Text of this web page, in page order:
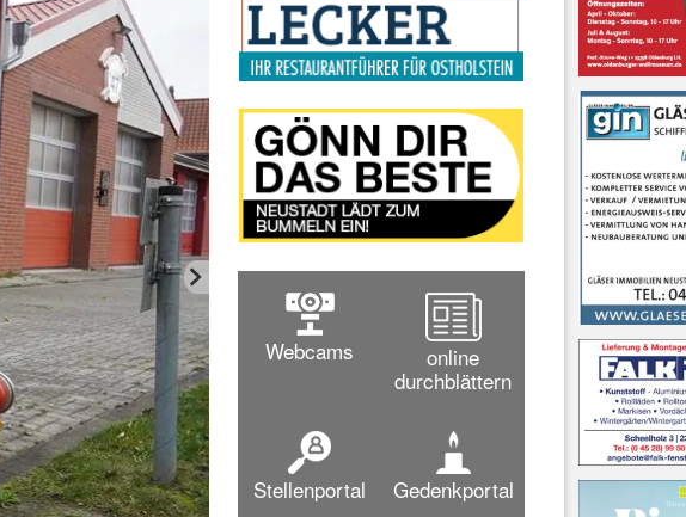
Webcams
online
durchblättern
Stellenportal Gedenkportal